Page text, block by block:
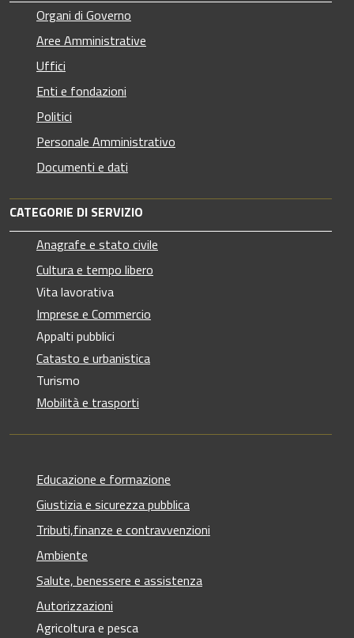
Organi di Governo
Aree Amministrative
Uffici
Enti e fondazioni
Politici
Personale Amministrativo
Documenti e dati
CATEGORIE DI SERVIZIO
Anagrafe e stato civile
Cultura e tempo libero
Vita lavorativa
Imprese e Commercio
Appalti pubblici
Catasto e urbanistica
Turismo
Mobilità e trasporti
Educazione e formazione
Giustizia e sicurezza pubblica
Tributi,finanze e contravvenzioni
Ambiente
Salute, benessere e assistenza
Autorizzazioni
Agricoltura e pesca